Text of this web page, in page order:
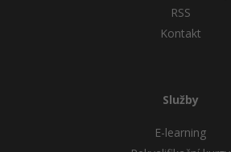
RSS
Kontakt
Služby
E-learning